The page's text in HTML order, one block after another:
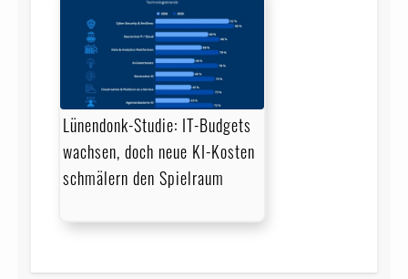
Lünendonk-Studie: IT-Budgets
wachsen, doch neue KI-Kosten
schmälern den Spielraum